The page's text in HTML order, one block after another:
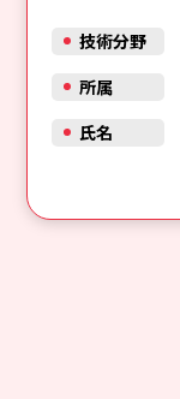
技術分野
所属
氏名